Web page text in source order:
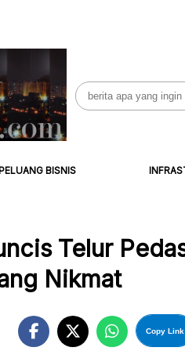
Search
for:
PELUANG BISNIS
Telur
Nikmat
Copy Link